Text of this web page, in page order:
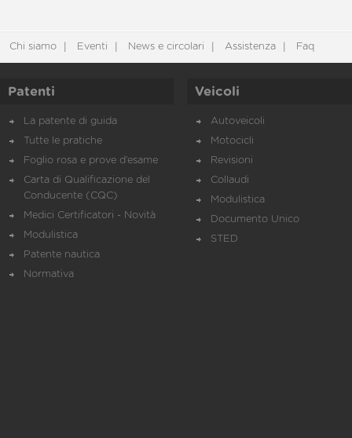
Chi siamo Eventi News e circolari Assistenza Faq
Patenti
La patente di guida
Tutte le pratiche
Foglio rosa e prove d’esame
Carta di Qualificazione del
Conducente (CQC)
Medici Certificatori - Novità
Modulistica
Patente nautica
Normativa
Veicoli
Autoveicoli
Motocicli
Revisioni
Collaudi
Modulistica
Documento Unico
STED